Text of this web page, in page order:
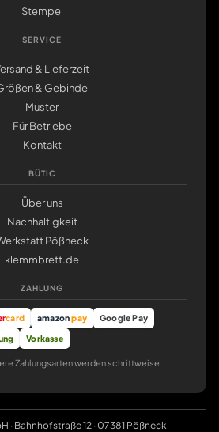
Stempel
SERVICE
& Lieferzeit
& Gebinde
Muster
Für Betriebe
Kontakt
BÜTIC
Über uns
Nachhaltigkeit
Pößneck
klemmbrett.de
ZAHLUNG
card amazonpay
Google Pay
Vorkasse
Zahlungsarten werden schrittweise
· Bahnhofstraße 12 · 07381 Pößneck